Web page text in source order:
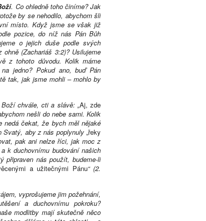
. Co ohledně toho činíme? Jak
by se nehodilo, abychom šli
místo. Když jsme se však již
pozice, do níž nás Pán Bůh
o jejich duše podle svých
(Zachariáš 3:2)? Usilujeme
z tohoto důvodu. Kolik máme
jedno? Pokud ano, buď Pán
tak, jak jsme mohli – mohlo by
chvále, cti a slávě: „Aj, zde
nešli do nebe sami. Kolik
nedá čekat, že bych měl nějaké
Svatý, aby z nás poplynuly„řeky
pak ani nelze říci, jak moc z
k duchovnímu budování našich
nás použít, budeme-li
a užitečnými Pánu“ (2.
vyprošujeme jim požehnání,
a duchovnímu pokroku?
modlitby mají skutečně něco